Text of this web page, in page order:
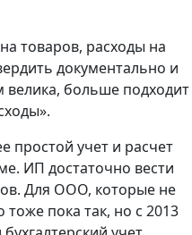
товаров, расходы на
документально и
велика, больше подходит
простой учет и расчет
ИП достаточно вести
Для ООО, которые не
пока так, но с 2013